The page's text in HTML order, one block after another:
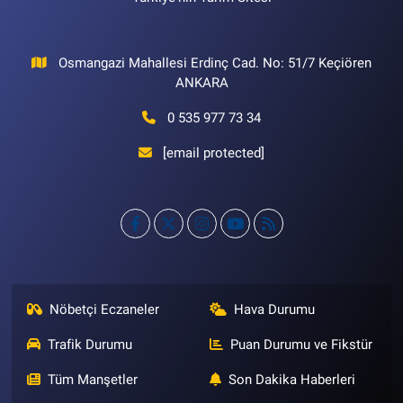
Osmangazi Mahallesi Erdinç Cad. No: 51/7 Keçiören
ANKARA
0 535 977 73 34
[email protected]
Nöbetçi Eczaneler Hava Durumu
Trafik Durumu Puan Durumu ve Fikstür
Tüm Manşetler Son Dakika Haberleri